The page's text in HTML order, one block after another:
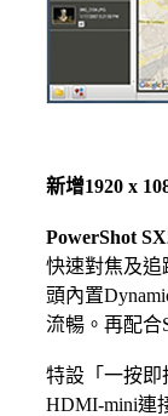
新增1920 x
PowerShot
快速對焦及追
頭內置
流暢。再配合
特設「一按即
HDMI-mini連